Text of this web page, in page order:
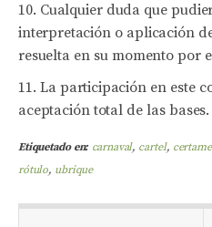
Cualquier duda que
interpretación o aplicación
resuelta en su momento por
La participación en este
aceptación total de las bases.
Etiquetado en: carnaval, cartel,
rótulo, ubrique